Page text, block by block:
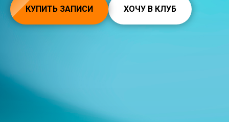
КУПИТЬ ЗАПИСИ ХОЧУ В КЛУБ